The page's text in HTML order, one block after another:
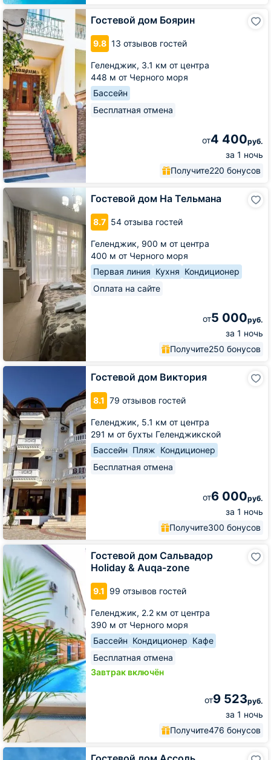
Гостевой дом Боярин
9.8 13 отзывов гостей
Геленджик, 3.1 км от центра
448 м от Черного моря
Бассейн
Бесплатная отмена
от4 400руб.
за 1 ночь
Получите220 бонусов
Гостевой
дом
Боярин
Гостевой дом На Тельмана
8.7 54 отзыва гостей
Геленджик, 900 м от центра
400 м от Черного моря
Первая линия Кухня Кондиционер
Оплата на сайте
от5 000руб.
за 1 ночь
Получите250 бонусов
Гостевой
дом
Тельмана
Гостевой дом Виктория
8.1 79 отзывов гостей
Геленджик, 5.1 км от центра
291 м от бухты Геленджикской
Бассейн Пляж Кондиционер
Бесплатная отмена
от6 000руб.
за 1 ночь
Получите300 бонусов
Гостевой
Виктория
Гостевой дом Сальвадор
Holiday & Auqa-zone
9.1 99 отзывов гостей
Геленджик, 2.2 км от центра
390 м от Черного моря
Бассейн Кондиционер Кафе
Бесплатная отмена
Завтрак включён
от9 523руб.
за 1 ночь
Получите476 бонусов
Гостевой
дом
Сальвадор
Holiday
&
Auqa-
zone
Гостевой